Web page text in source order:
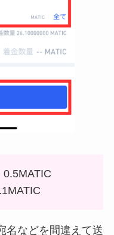
名などを間違えて送